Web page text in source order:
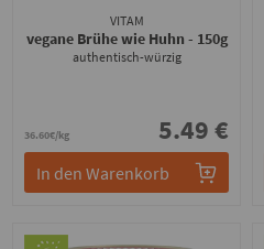
VITAM
vegane Brühe wie Huhn - 150g
authentisch-würzig
36.60€/kg 5.49 €
In den Warenkorb